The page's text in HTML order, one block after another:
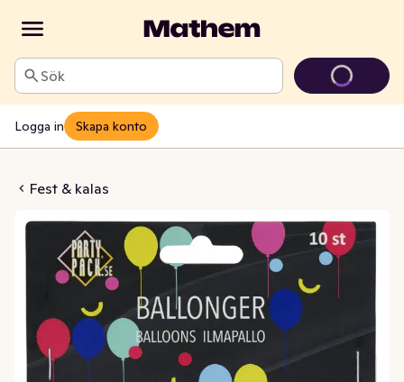
Sök
Logga in Skapa konto
Fest & kalas
Prickiga